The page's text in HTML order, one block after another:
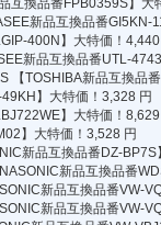
互換品番FPB0359S】大
新品互換品番
400N】大特価！
新品互換品番UTL-
【TOSHIBA新品互換品
49KH】大特価！3,328 円
】大特価！
】大特価！3,528 円
新品互換品番DZ-
新品互換品番
新品互換品番VW-
新品互換品番VW-